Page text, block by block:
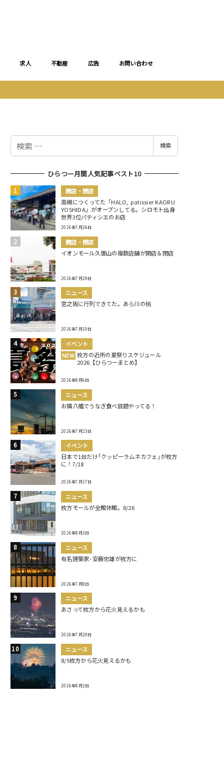
求人 不動産 広告 お問い合わせ
検
検索
ひらつー月間人気記事ベスト10
開店・閉店
高槻につくってた「HALO, patissier KAORU
YOSHIDA」がオープンしてる。シロモト出身
世界3位パティシエのお店
2026年7月26日
開店・閉店
イオンモール久御山の複数店舗が開店＆閉店
2026年7月29日
ニュース
宮之阪に行列できてた。あら川の桃
2026年7月10日
イベント
NEW 枚方の近所の夏祭りスケジュール
2026【ひらつーまとめ】
2026年8月6日
ニュース
お隣八幡でうなぎ食べ放題やってる！
2026年7月23日
イベント
日本で1台だけ｢クッピーラムネカフェ｣が枚方
に！7/18
2026年7月17日
ニュース
枚方モールが全館休館。8/26
2026年8月3日
ニュース
有名建築家･安藤忠雄が枚方に
2026年7月8日
ニュース
あさって枚方から花火見えるかも
2026年7月20日
ニュース
8/5枚方から花火見えるかも
2026年8月2日